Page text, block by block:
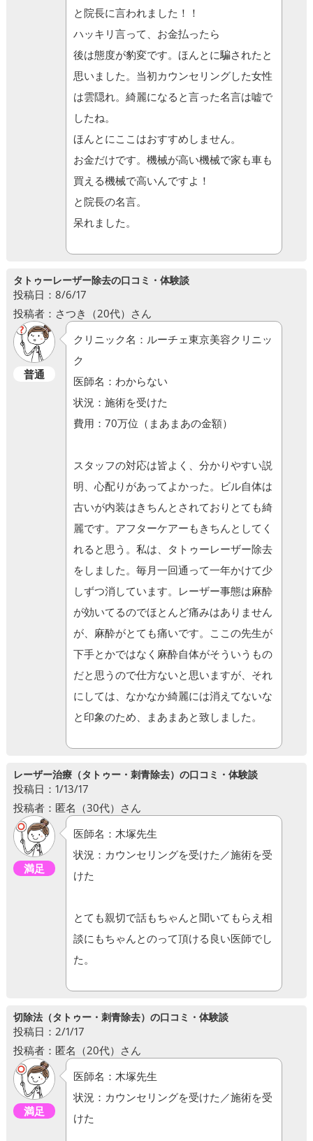
と院長に言われました！！
ハッキリ言って、お金払ったら
後は態度が豹変です。ほんとに騙されたと
思いました。当初カウンセリングした女性
は雲隠れ。綺麗になると言った名言は嘘で
したね。
ほんとにここはおすすめしません。
お金だけです。機械が高い機械で家も車も
買える機械で高いんですよ！
と院長の名言。
呆れました。
タトゥーレーザー除去の口コミ・体験談
投稿日：8/6/17
投稿者：さつき（20代）さん
普通
クリニック名：ルーチェ東京美容クリニッ
ク
医師名：わからない
状況：施術を受けた
費用：70万位（まあまあの金額）
スタッフの対応は皆よく、分かりやすい説
明、心配りがあってよかった。ビル自体は
古いが内装はきちんとされておりとても綺
麗です。アフターケアーもきちんとしてく
れると思う。私は、タトゥーレーザー除去
をしました。毎月一回通って一年かけて少
しずつ消しています。レーザー事態は麻酔
が効いてるのでほとんど痛みはありません
が、麻酔がとても痛いです。ここの先生が
下手とかではなく麻酔自体がそういうもの
だと思うので仕方ないと思いますが、それ
にしては、なかなか綺麗には消えてないな
と印象のため、まあまあと致しました。
レーザー治療（タトゥー・刺青除去）の口コミ・体験談
投稿日：1/13/17
投稿者：匿名（30代）さん
満足
医師名：木塚先生
状況：カウンセリングを受けた／施術を受
けた
とても親切で話もちゃんと聞いてもらえ相
談にもちゃんとのって頂ける良い医師でし
た。
切除法（タトゥー・刺青除去）の口コミ・体験談
投稿日：2/1/17
投稿者：匿名（20代）さん
満足
医師名：木塚先生
状況：カウンセリングを受けた／施術を受
けた